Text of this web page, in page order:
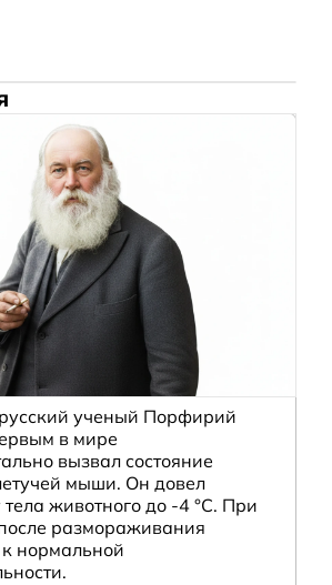
ученый Порфирий
в мире
вызвал состояние
мыши. Он довел
животного до -4 °C. При
размораживания
к нормальной